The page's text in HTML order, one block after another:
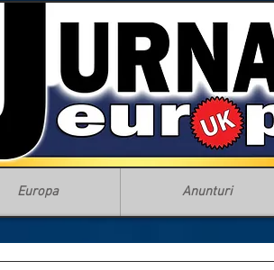
Europa Anunturi